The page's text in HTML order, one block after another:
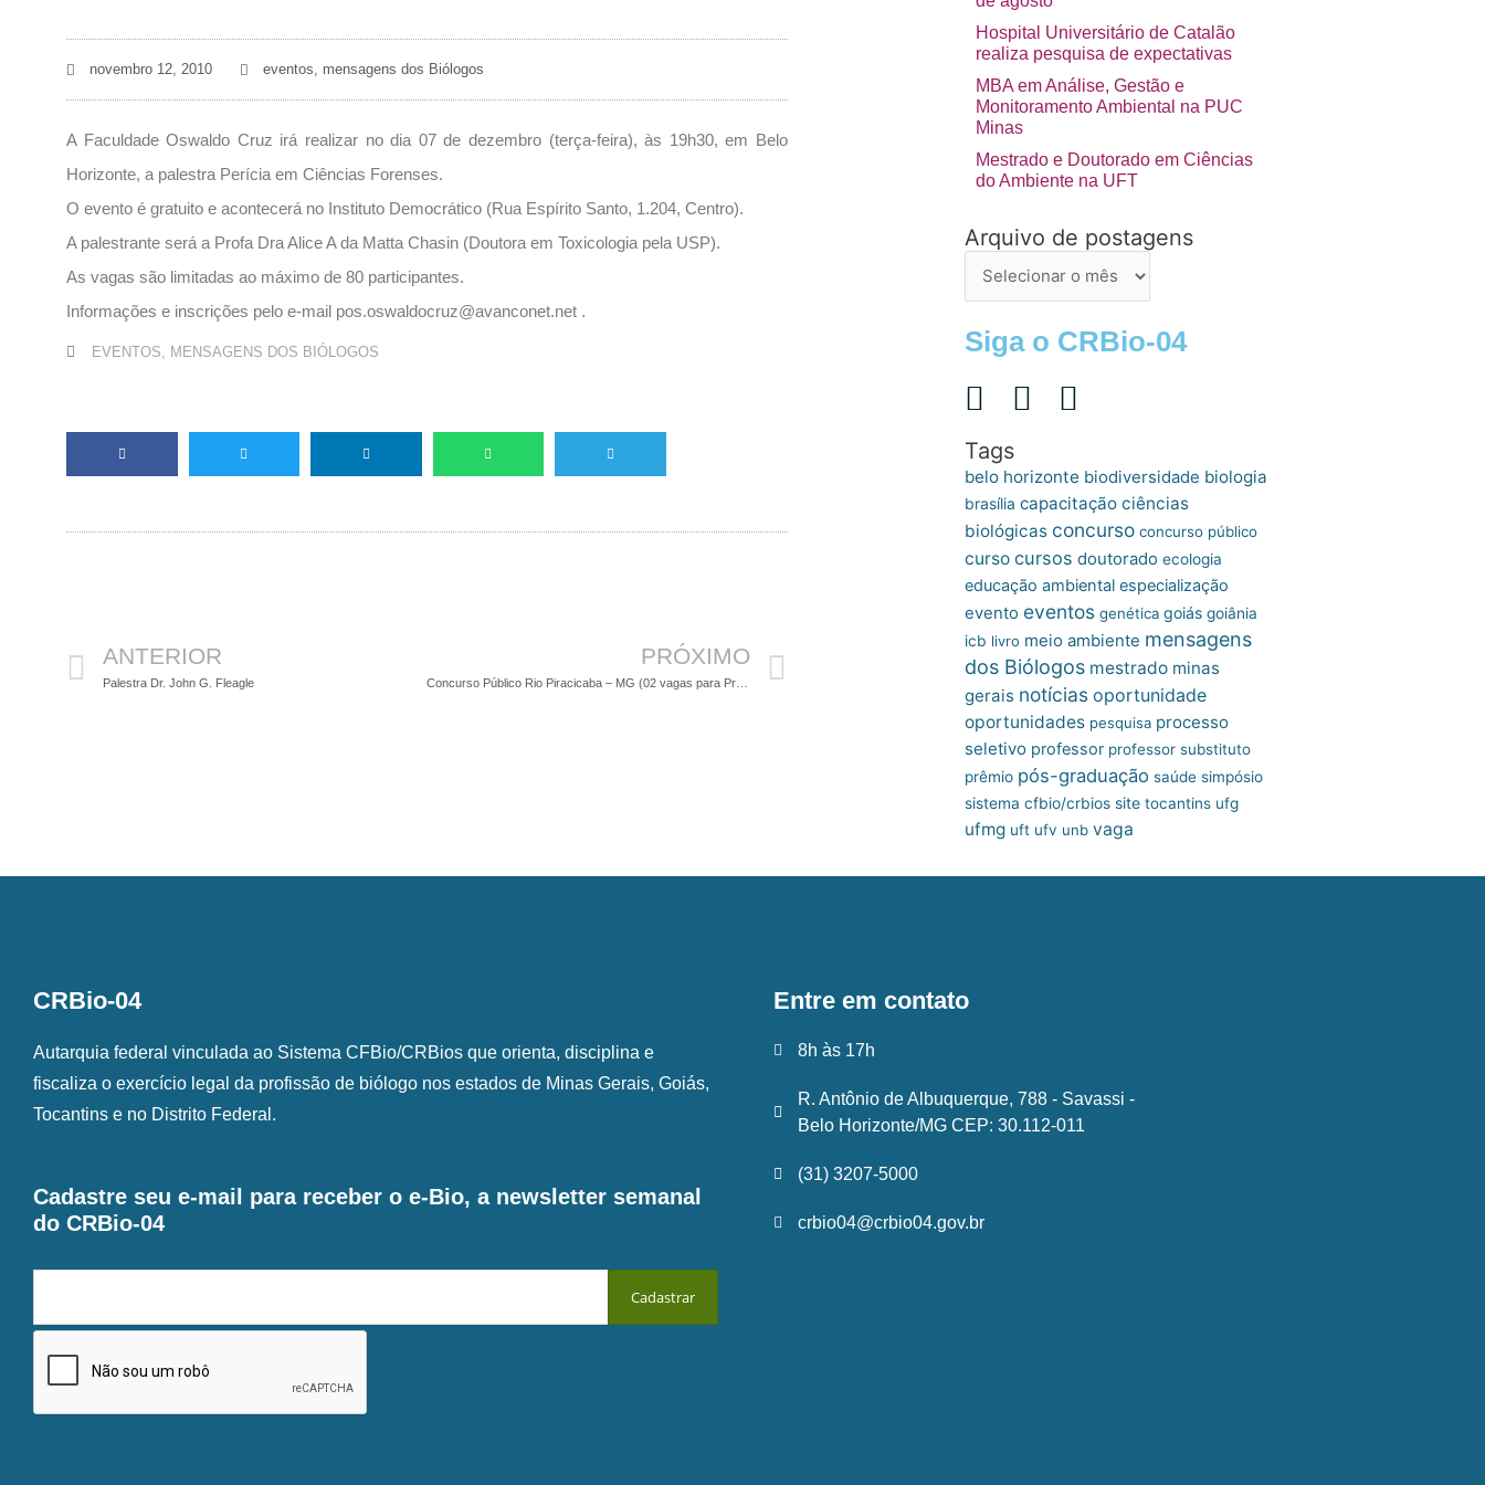
novembro 12, 2010 eventos, mensagens dos Biólogos
A Faculdade Oswaldo Cruz irá realizar no dia 07 de dezembro (terça-feira), às 19h30, em Belo
Horizonte, a palestra Perícia em Ciências Forenses.
O evento é gratuito e acontecerá no Instituto Democrático (Rua Espírito Santo, 1.204, Centro).
A palestrante será a Profa Dra Alice A da Matta Chasin (Doutora em Toxicologia pela USP).
As vagas são limitadas ao máximo de 80 participantes.
Informações e inscrições pelo e-mail pos.oswaldocruz@avanconet.net .
EVENTOS, MENSAGENS DOS BIÓLOGOS
ANTERIOR
Palestra Dr. John G. Fleagle
PRÓXIMO
Hospital Universitário de Catalão
realiza pesquisa de expectativas
MBA em Análise, Gestão e
Monitoramento Ambiental na PUC
Minas
Mestrado e Doutorado em Ciências
do Ambiente na UFT
Arquivo de postagens
Arquivo
postagens
Siga o CRBio-04
Tags
belo horizonte biodiversidade biologia
brasília capacitação ciências
biológicas concurso concurso público
curso cursos doutorado ecologia
educação ambiental especialização
evento eventos genética goiás goiânia
icb livro meio ambiente mensagens
dos Biólogos mestrado minas
gerais notícias oportunidade
oportunidades pesquisa processo
seletivo professor professor substituto
prêmio pós-graduação saúde simpósio
sistema cfbio/crbios site tocantins ufg
ufmg uft ufv unb vaga
CRBio-04
Autarquia federal vinculada ao Sistema CFBio/CRBios que orienta, disciplina e
fiscaliza o exercício legal da profissão de biólogo nos estados de Minas Gerais, Goiás,
Tocantins e no Distrito Federal.
Cadastre seu e-mail para receber o e-Bio, a newsletter semanal
do CRBio-04
Entre em contato
8h às 17h
R. Antônio de Albuquerque, 788 - Savassi -
Belo Horizonte/MG CEP: 30.112-011
(31) 3207-5000
crbio04@crbio04.gov.br